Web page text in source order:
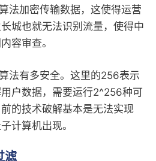
法加密传输数据，这使得运营
城也就无法识别流量，使得中
容审查。
法有多安全。这里的256表示
户数据，需要运行2^256种可
的技术破解基本是无法实现
计算机出现。
滤